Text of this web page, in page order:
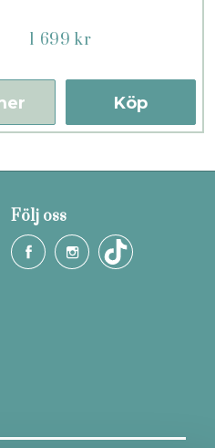
1 699 kr
Köp
Följ oss